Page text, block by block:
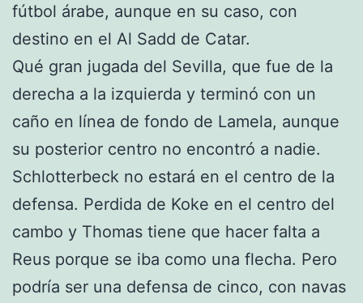
fútbol árabe, aunque en su caso, con
destino en el Al Sadd de Catar.
Qué gran jugada del Sevilla, que fue de la
derecha a la izquierda y terminó con un
caño en línea de fondo de Lamela, aunque
su posterior centro no encontró a nadie.
Schlotterbeck no estará en el centro de la
defensa. Perdida de Koke en el centro del
cambo y Thomas tiene que hacer falta a
Reus porque se iba como una flecha. Pero
podría ser una defensa de cinco, con navas